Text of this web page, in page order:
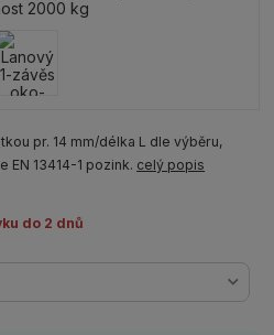
pr. 14 mm/délka L dle výběru,
EN 13414-1 pozink. celý popis
do 2 dnů